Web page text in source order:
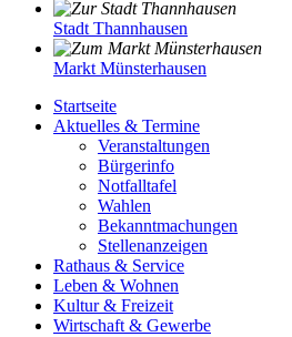
Stadt Thannhausen
Markt Münsterhausen
Startseite
Aktuelles & Termine
Veranstaltungen
Bürgerinfo
Notfalltafel
Wahlen
Bekanntmachungen
Stellenanzeigen
Rathaus & Service
Leben & Wohnen
Kultur & Freizeit
Wirtschaft & Gewerbe